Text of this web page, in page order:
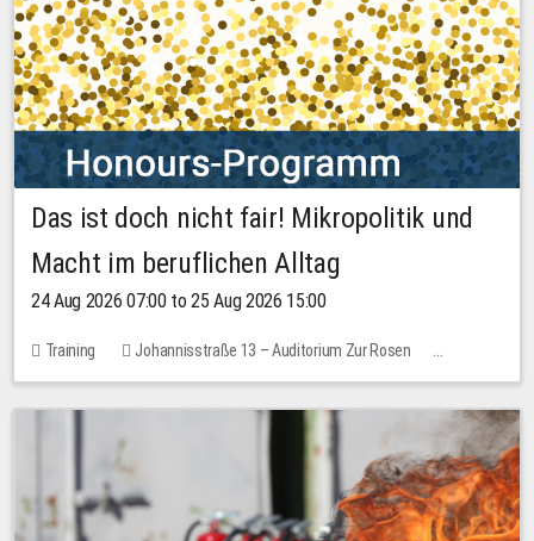
Das ist doch nicht fair! Mikropolitik und
Macht im beruflichen Alltag
24 Aug 2026 07:00 to 25 Aug 2026 15:00
Training
Johannisstraße 13 – Auditorium Zur Rosen
No free places